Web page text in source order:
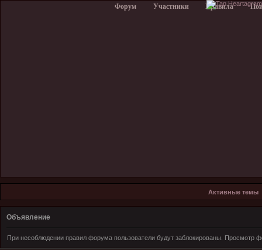
Форум Участники Правила
Активные темы
Объявление
При несоблюдении правил форума пользователи будут заблокированы. Просмотр